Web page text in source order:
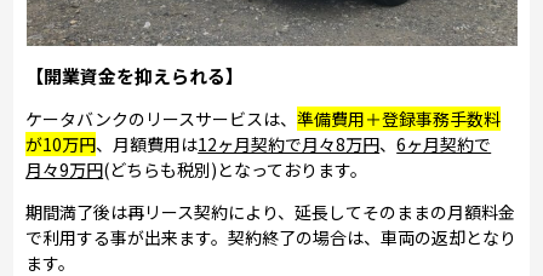
【開業資金を抑えられる】
ケータバンクのリースサービスは、準備費用＋登録事務手数料
が10万円、月額費用は12ヶ月契約で月々8万円、6ヶ月契約で
月々9万円(どちらも税別)となっております。
期間満了後は再リース契約により、延長してそのままの月額料金
で利用する事が出来ます。契約終了の場合は、車両の返却となり
ます。